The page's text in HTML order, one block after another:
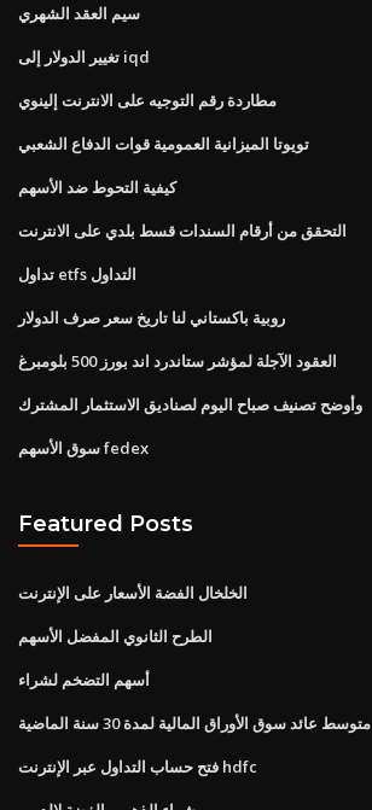
سيم العقد الشهري
تغيير الدولار إلى iqd
مطاردة رقم التوجيه على الانترنت إلينوي
تويوتا الميزانية العمومية قوات الدفاع الشعبي
كيفية التحوط ضد الأسهم
التحقق من أرقام السندات قسط بلدي على الانترنت
تداول etfs التداول
روبية باكستاني لنا تاريخ سعر صرف الدولار
العقود الآجلة لمؤشر ستاندرد اند بورز 500 بلومبرغ
وأوضح تصنيف صباح اليوم لصناديق الاستثمار المشترك
سوق الأسهم fedex
Featured Posts
الخلخال الفضة الأسعار على الإنترنت
الطرح الثانوي المفضل الأسهم
أسهم التضخم لشراء
متوسط ​​عائد سوق الأوراق المالية لمدة 30 سنة الماضية
فتح حساب التداول عبر الإنترنت hdfc